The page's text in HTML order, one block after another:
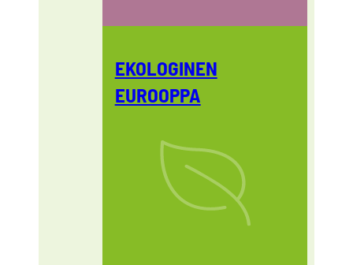
EKOLOGINEN
EUROOPPA